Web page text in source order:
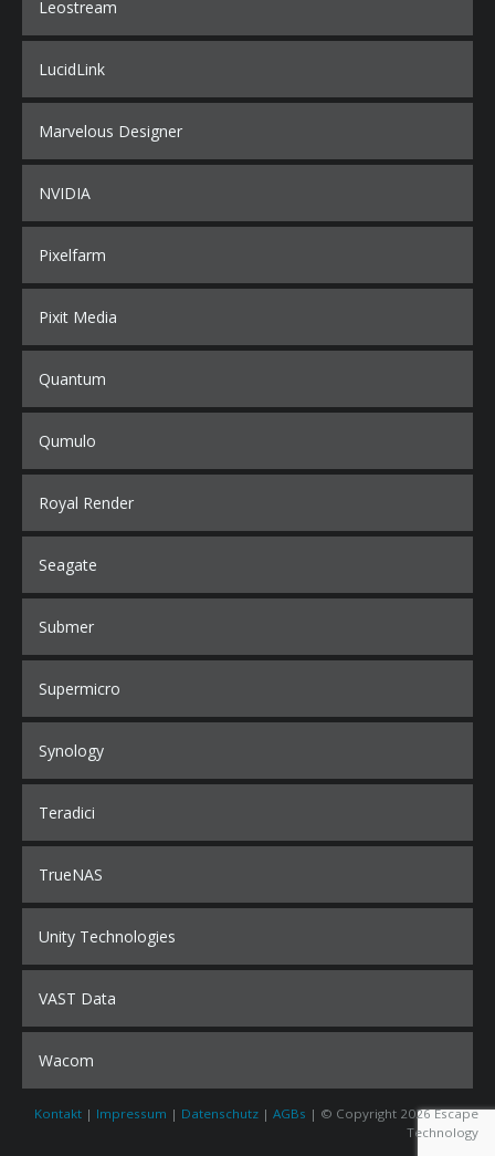
Leostream
LucidLink
Marvelous Designer
NVIDIA
Pixelfarm
Pixit Media
Quantum
Qumulo
Royal Render
Seagate
Submer
Supermicro
Synology
Teradici
TrueNAS
Unity Technologies
VAST Data
Wacom
Kontakt | Impressum | Datenschutz | AGBs | © Copyright 2026 Escape
Technology